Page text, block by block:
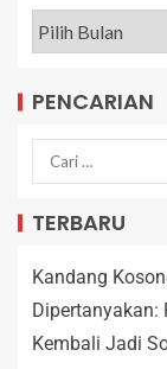
PENCARIAN
TERBARU
Kandang
Dipertanyakan:
Kembali Jadi